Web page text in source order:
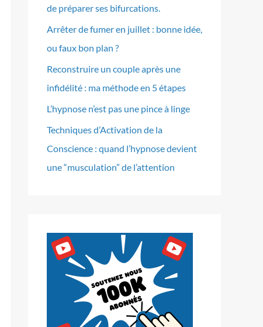
de préparer ses bifurcations.
Arrêter de fumer en juillet : bonne idée,
ou faux bon plan ?
Reconstruire un couple après une
infidélité : ma méthode en 5 étapes
L’hypnose n’est pas une pince à linge
Techniques d’Activation de la
Conscience : quand l’hypnose devient
une “musculation” de l’attention